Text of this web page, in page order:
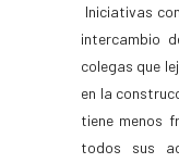
Iniciativas
intercambio
colegas que
en la
tiene menos
todos sus